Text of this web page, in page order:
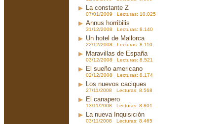
La constante Z
07/01/2009 Lecturas: 10.025
Annus horribilis
31/12/2008 Lecturas: 8.140
Un hotel de Mallorca
22/12/2008 Lecturas: 8.110
Maravillas de España
03/12/2008 Lecturas: 8.521
El sueño americano
02/12/2008 Lecturas: 8.174
Los nuevos caciques
27/11/2008 Lecturas: 8.568
El canapero
13/11/2008 Lecturas: 8.801
La nueva Inquisición
03/11/2008 Lecturas: 8.465